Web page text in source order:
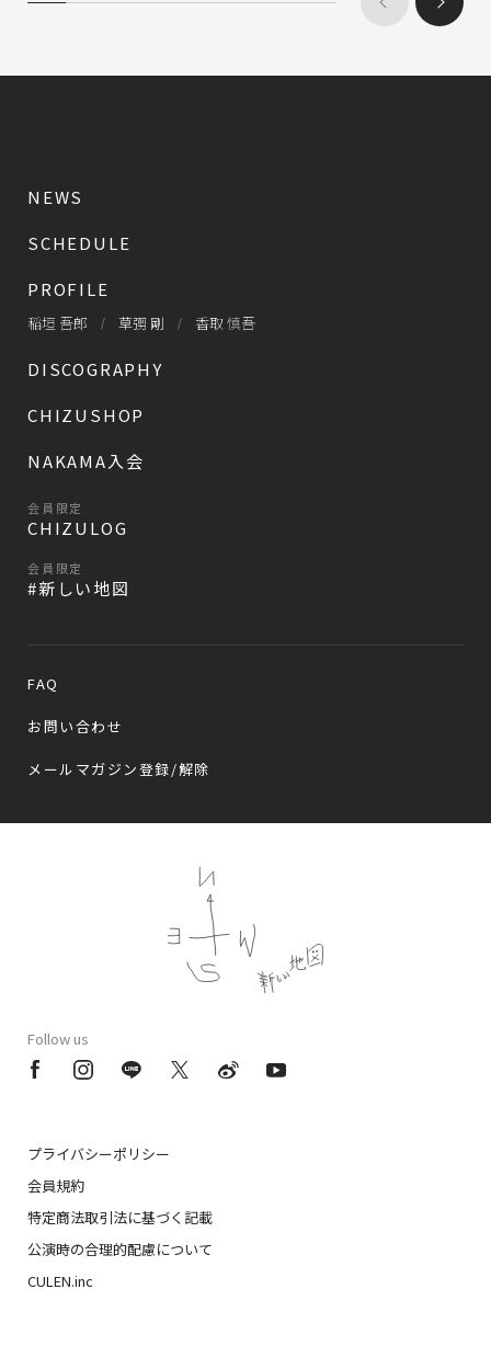
NEWS
SCHEDULE
PROFILE
稲垣 吾郎 草彅 剛 香取 慎吾
DISCOGRAPHY
CHIZUSHOP
NAKAMA入会
会員限定
CHIZULOG
会員限定
#新しい地図
FAQ
お問い合わせ
メールマガジン登録/解除
Follow us
プライバシーポリシー
会員規約
特定商法取引法に基づく記載
公演時の合理的配慮について
CULEN.inc